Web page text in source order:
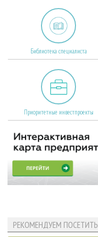
Библиотека специалиста
Приоритетные инвестпроекты
РЕКОМЕНДУЕМ ПОСЕТИТЬ